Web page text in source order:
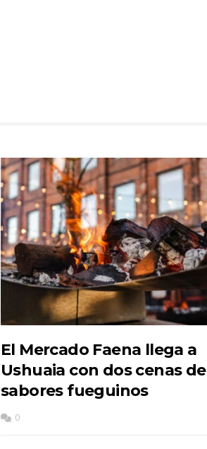
El Mercado Faena llega a
Ushuaia con dos cenas de
sabores fueguinos
0